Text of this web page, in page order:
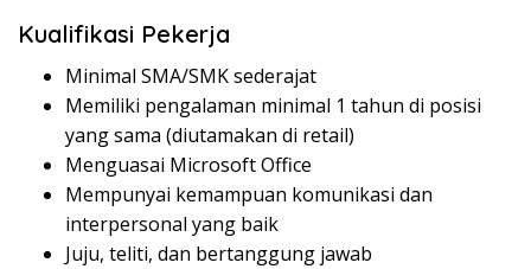
Kualifikasi Pekerja
Minimal SMA/SMK sederajat
Memiliki pengalaman minimal 1 tahun di posisi
yang sama (diutamakan di retail)
Menguasai Microsoft Office
Mempunyai kemampuan komunikasi dan
interpersonal yang baik
Juju, teliti, dan bertanggung jawab